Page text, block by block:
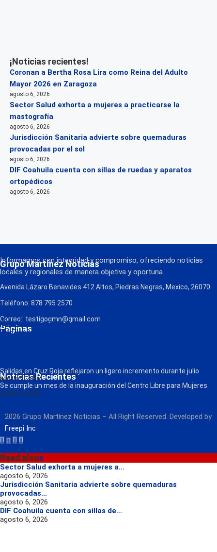
¡Noticias recientes!
Coronan a Bertha Rosa Lira como Reina del Adulto
Mayor 2026 en Zaragoza
agosto 6, 2026
Sector Salud exhorta a mujeres a practicarse la
mastografía
agosto 6, 2026
Jurisdicción Sanitaria advierte sobre quemaduras
provocadas por el sol
agosto 6, 2026
DIF Coahuila cuenta con sillas de ruedas y aparatos
ortopédicos
agosto 6, 2026
Grupo Martínez Noticias
Informamos con integridad y compromiso, ofreciendo noticias
locales y regionales de manera objetiva y oportuna.
Avenida Lázaro Benavides 412 Altos, Piedras Negras, Mexico, 26070
Teléfono: 878 795 2570
Correo:: testigogmn@gmail.com
Páginas
¡Descarga nuestra App!
FM Globo
Radio
Noticias Recientes
Salidas en Cruz Roja reflejaron un ligero incremento durante julio
agosto 6, 2026
Se cumple un mes de la inauguración del Centro Libre para Mujeres
agosto 6, 2026
2026 Grupo Martínez Noticias – All Right Reserved. Developed by
Freepi Inc
Read alsox
Sector Salud exhorta a mujeres a...
agosto 6, 2026
Jurisdicción Sanitaria advierte sobre quemaduras
provocadas...
agosto 6, 2026
DIF Coahuila cuenta con sillas de...
agosto 6, 2026